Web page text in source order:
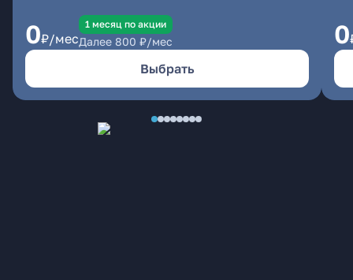
0₽/мес
1 месяц по акции
Далее 800 ₽/мес
Выбрать
0